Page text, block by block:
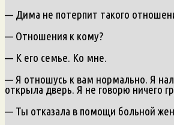
— Дима не потерпит такого
— Отношения к кому?
— К его семье. Ко мне.
— Я отношусь к вам нормально. Я
открыла дверь. Я не говорю ничего
— Ты отказала в помощи больной